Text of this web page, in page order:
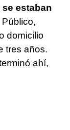
estaban
domicilio
tres años.
ahí,